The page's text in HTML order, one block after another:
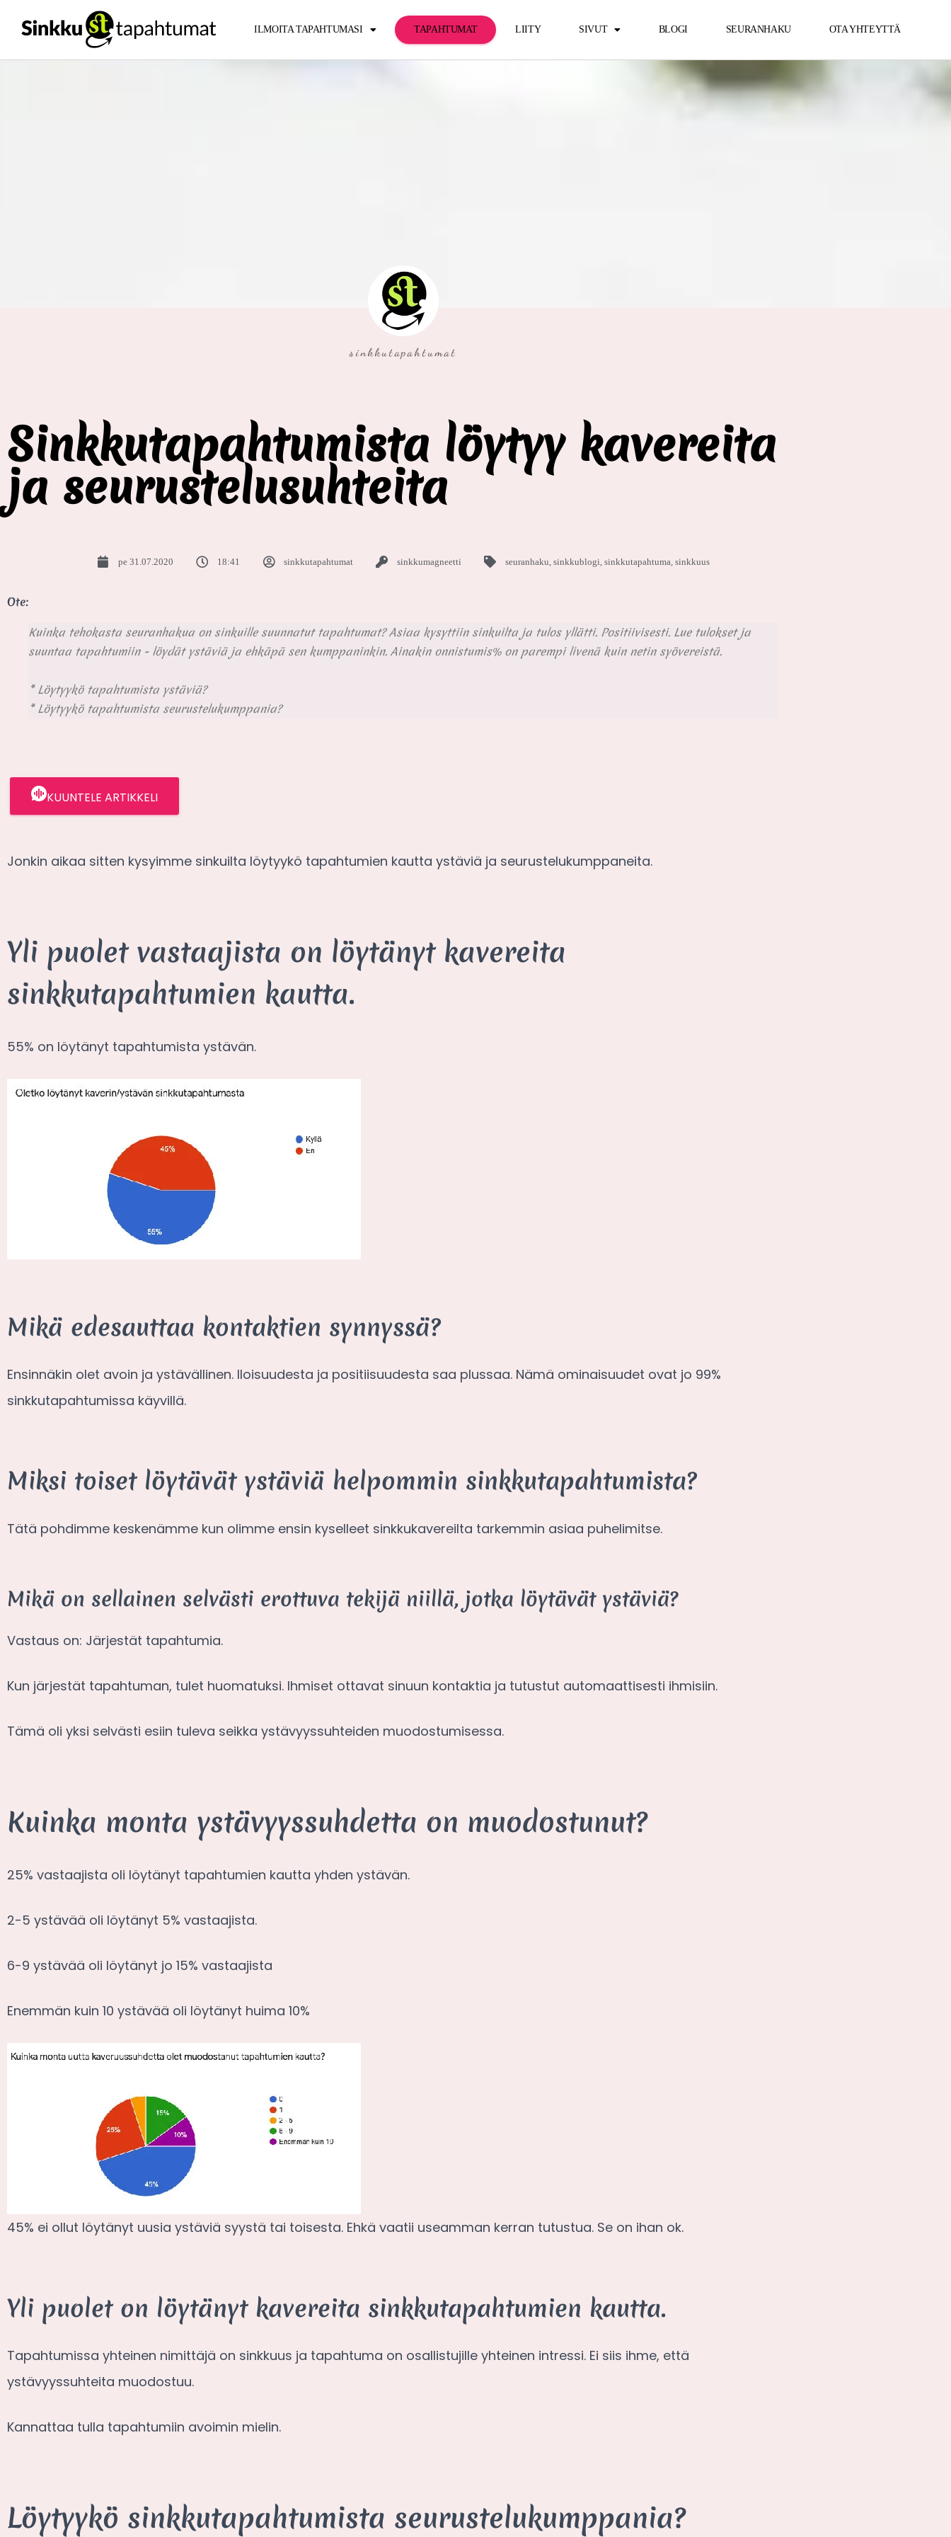
ILMOITA TAPAHTUMASI TAPAHTUMAT LIITY SIVUT BLOGI SEURANHAKU OTA YHTEYTTÄ
sinkkutapahtumat
Sinkkutapahtumista löytyy kavereita
ja seurustelusuhteita
pe 31.07.2020 18:41 sinkkutapahtumat sinkkumagneetti seuranhaku sinkkublogi sinkkutapahtuma sinkkuus
Ote:
Kuinka tehokasta seuranhakua on sinkuille suunnatut tapahtumat? Asiaa kysyttiin sinkuilta ja tulos yllätti. Positiivisesti. Lue tulokset ja
suuntaa tapahtumiin - löydät ystäviä ja ehkäpä sen kumppaninkin. Ainakin onnistumis% on parempi livenä kuin netin syövereistä.
* Löytyykö tapahtumista ystäviä?
* Löytyykö tapahtumista seurustelukumppania?
KUUNTELE ARTIKKELI
Jonkin aikaa sitten kysyimme sinkuilta löytyykö tapahtumien kautta ystäviä ja seurustelukumppaneita.
Yli puolet vastaajista on löytänyt kavereita
sinkkutapahtumien kautta.
55% on löytänyt tapahtumista ystävän.
Mikä edesauttaa kontaktien synnyssä?
Ensinnäkin olet avoin ja ystävällinen. Iloisuudesta ja positiisuudesta saa plussaa. Nämä ominaisuudet ovat jo 99%
sinkkutapahtumissa käyvillä.
Miksi toiset löytävät ystäviä helpommin sinkkutapahtumista?
Tätä pohdimme keskenämme kun olimme ensin kyselleet sinkkukavereilta tarkemmin asiaa puhelimitse.
Mikä on sellainen selvästi erottuva tekijä niillä, jotka löytävät ystäviä?
Vastaus on: Järjestät tapahtumia.
Kun järjestät tapahtuman, tulet huomatuksi. Ihmiset ottavat sinuun kontaktia ja tutustut automaattisesti ihmisiin.
Tämä oli yksi selvästi esiin tuleva seikka ystävyyssuhteiden muodostumisessa.
Kuinka monta ystävyyssuhdetta on muodostunut?
25% vastaajista oli löytänyt tapahtumien kautta yhden ystävän.
2-5 ystävää oli löytänyt 5% vastaajista.
6-9 ystävää oli löytänyt jo 15% vastaajista
Enemmän kuin 10 ystävää oli löytänyt huima 10%
45% ei ollut löytänyt uusia ystäviä syystä tai toisesta. Ehkä vaatii useamman kerran tutustua. Se on ihan ok.
Yli puolet on löytänyt kavereita sinkkutapahtumien kautta.
Tapahtumissa yhteinen nimittäjä on sinkkuus ja tapahtuma on osallistujille yhteinen intressi. Ei siis ihme, että
ystävyyssuhteita muodostuu.
Kannattaa tulla tapahtumiin avoimin mielin.
Löytyykö sinkkutapahtumista seurustelukumppania?